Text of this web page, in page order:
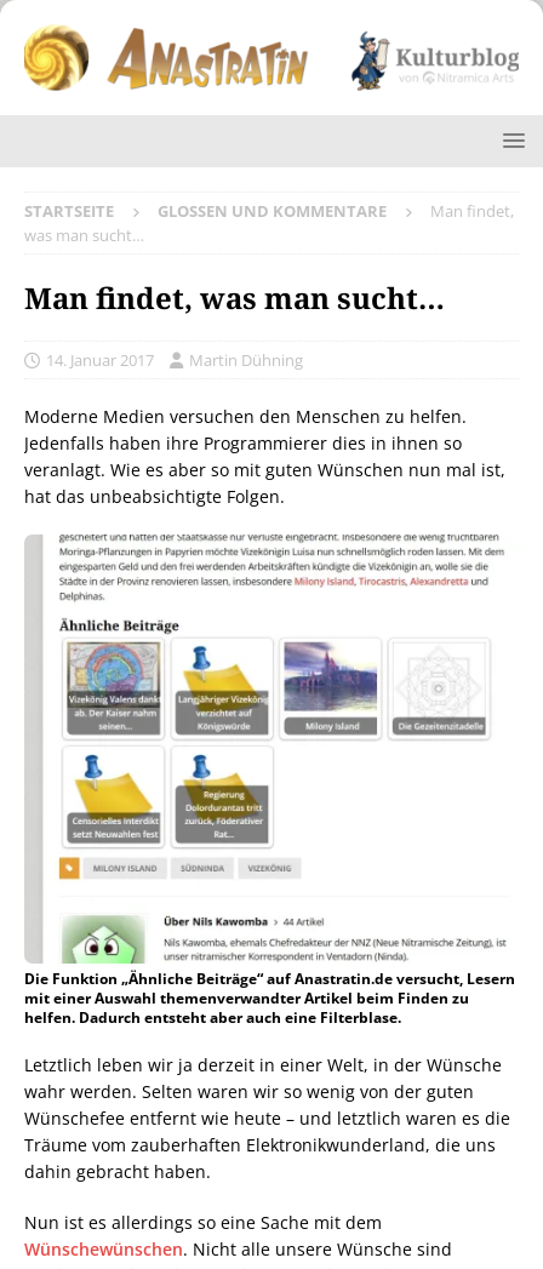
STARTSEITE GLOSSEN UND KOMMENTARE
Man findet,
was man sucht…
Man findet, was man sucht…
14. Januar 2017 Martin Dühning
Moderne Medien versuchen den Menschen zu helfen.
Jedenfalls haben ihre Programmierer dies in ihnen so
veranlagt. Wie es aber so mit guten Wünschen nun mal ist,
hat das unbeabsichtigte Folgen.
Die Funktion „Ähnliche Beiträge“ auf Anastratin.de versucht, Lesern
mit einer Auswahl themenverwandter Artikel beim Finden zu
helfen. Dadurch entsteht aber auch eine Filterblase.
Letztlich leben wir ja derzeit in einer Welt, in der Wünsche
wahr werden. Selten waren wir so wenig von der guten
Wünschefee entfernt wie heute – und letztlich waren es die
Träume vom zauberhaften Elektronikwunderland, die uns
dahin gebracht haben.
Nun ist es allerdings so eine Sache mit dem
Wünschewünschen. Nicht alle unsere Wünsche sind